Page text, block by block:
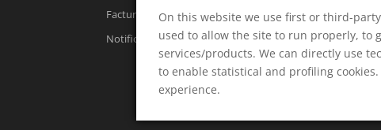
Facturare, rapoarte, descărcări, concedii
Notificări, note, cont și abonament
On this website we use first or third-
used to allow the site to run properly, to
services/products. We can directly use
to enable statistical and profiling
experience.